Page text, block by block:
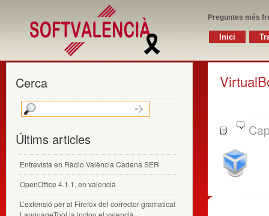
Preguntes més
Inici
Cerca
Últims articles
Entrevista en Ràdio València Cadena SER
OpenOffice 4.1.1, en valencià
L’extensió per al Firefox del corrector gramatical